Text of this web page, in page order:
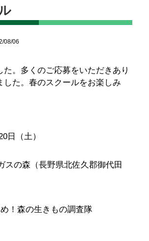
08/06
た。多くのご応募をいただきあり
した。春のスクールをお楽しみ
日（土）
スの森（長野県北佐久郡御代田
！森の生きもの調査隊